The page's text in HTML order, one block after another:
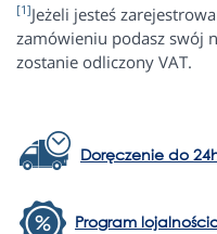
[1]Jeżeli jesteś
zamówieniu podasz swój
zostanie odliczony VAT.
Doręczenie do
Program